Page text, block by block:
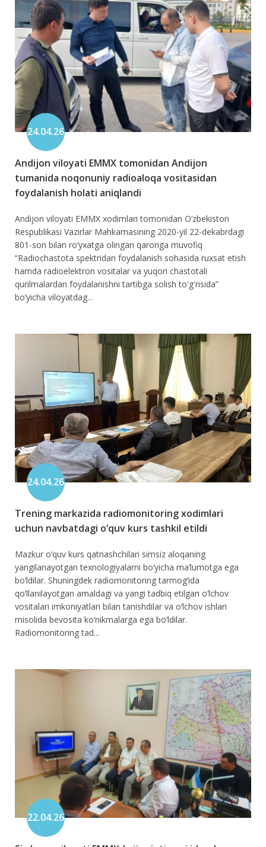
24.04.26
Andijon viloyati EMMX tomonidan Andijon
tumanida noqonuniy radioaloqa vositasidan
foydalanish holati aniqlandi
Andijon viloyati EMMX xodimlari tomonidan O‘zbekiston
Respublikasi Vazirlar Mahkamasining 2020-yil 22-dekabrdagi
801-son bilan ro‘yxatga olingan qaroriga muvofiq
“Radiochastota spektridan foydalanish sohasida ruxsat etish
hamda radioelektron vositalar va yuqori chastotali
qurilmalardan foydalanishni tartibga solish toʻgʻrisida”
bo‘yicha viloyatdag...
24.04.26
Trening markazida radiomonitoring xodimlari
uchun navbatdagi o‘quv kurs tashkil etildi
Mazkur o‘quv kurs qatnashchilari simsiz aloqaning
yangilanayotgan texnologiyalarni bo‘yicha ma’lumotga ega
bo‘ldilar. Shuningdek radiomonitoring tarmog‘ida
qo‘llanilayotgan amaldagi va yangi tadbiq etilgan o‘lchov
vositalari imkoniyatlari bilan tanishdilar va o‘lchov ishlari
misolida bevosita ko‘nikmalarga ega bo‘ldilar.
Radiomonitoring tad...
22.04.26